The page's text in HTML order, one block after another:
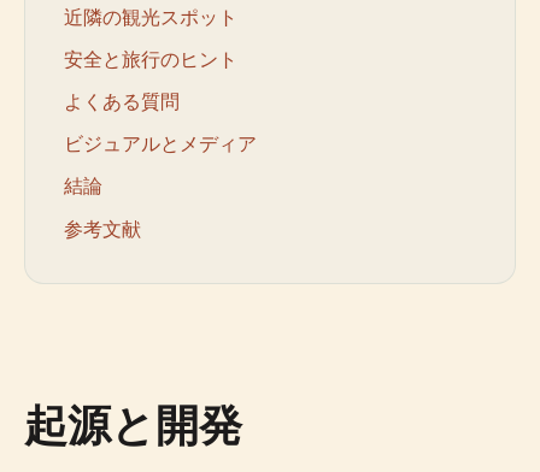
近隣の観光スポット
安全と旅行のヒント
よくある質問
ビジュアルとメディア
結論
参考文献
起源と開発